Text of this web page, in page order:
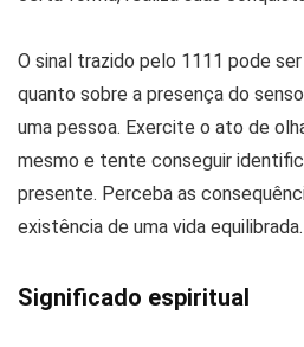
O sinal trazido pelo 1111 pode
quanto sobre a presença do
uma pessoa. Exercite o ato de
mesmo e tente conseguir
presente. Perceba as
existência de uma vida equilibrada.
Significado espiritual